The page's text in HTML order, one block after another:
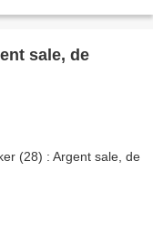
sale, de